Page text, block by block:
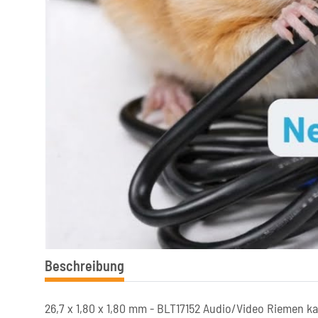
Beschreibung
26,7 x 1,80 x 1,80 mm - BLT17152 Audio/Video Riemen